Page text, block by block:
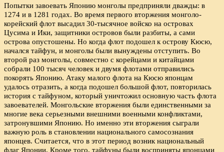
Попытки завоевать Японию монголы предприняли дважды: в
1274 и в 1281 годах. Во время первого вторжения монголо-
корейский флот высадил 30-тысячное войско на островах
Цусима и Ики, защитники островов были разбиты, а сами
острова опустошены. Но когда флот подошел к острову Кюсю,
начался тайфун, и монголы были вынуждены отступить. Во
второй раз монголы, совместно с корейцами и китайцами
собрали 100 тысяч человек и двумя флотами отправились
покорять Японию. Атаку малого флота на Кюсю японцам
удалось отразить, а когда подошел большой флот, повторилась
история с тайфуном, который уничтожил основную часть флота
завоевателей. Монгольские вторжения были единственными за
многие века серьезными внешними военными конфликтами,
затронувшими Японию. Но именно эти вторжения сыграли
важную роль в становлении национального самосознания
японцев. Считается, что в этот период возник национальный
флаг Японии. Кроме того, тайфуны были восприняты японцами